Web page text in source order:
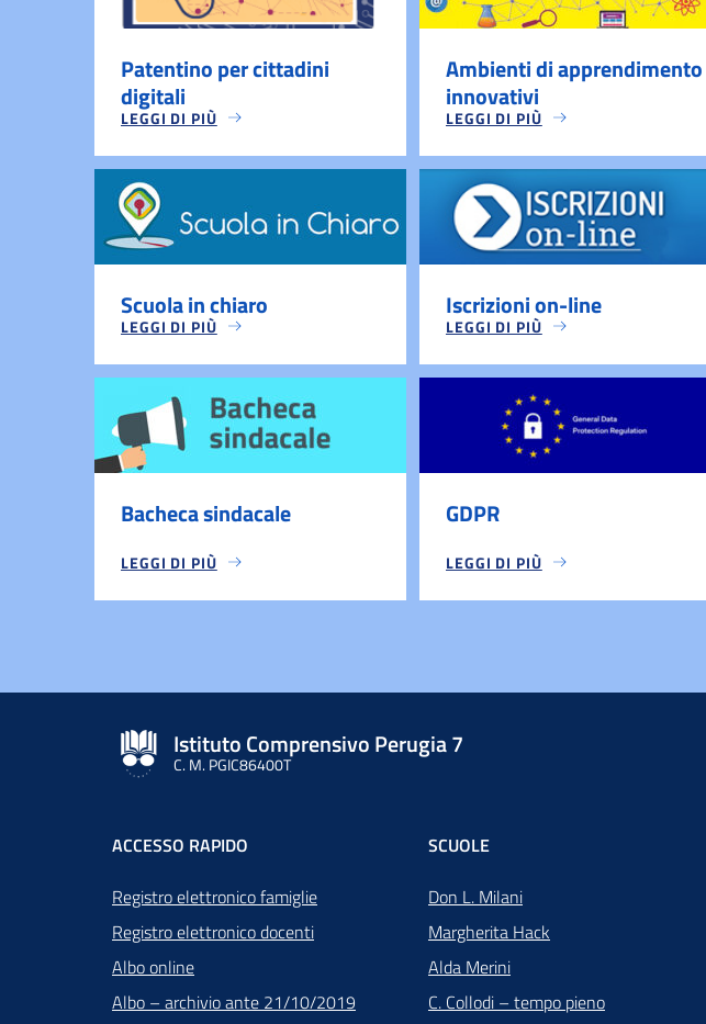
Patentino per cittadini
digitali
LEGGI DI PIÙ
Ambienti di apprendimento
innovativi
LEGGI DI PIÙ
Scuola in chiaro
LEGGI DI PIÙ
Iscrizioni on-line
LEGGI DI PIÙ
Bacheca sindacale
LEGGI DI PIÙ
GDPR
LEGGI DI PIÙ
Istituto Comprensivo Perugia 7
C. M. PGIC86400T
ACCESSO RAPIDO
Registro elettronico famiglie
Registro elettronico docenti
Albo online
Albo – archivio ante 21/10/2019
SCUOLE
Don L. Milani
Margherita Hack
Alda Merini
C. Collodi – tempo pieno